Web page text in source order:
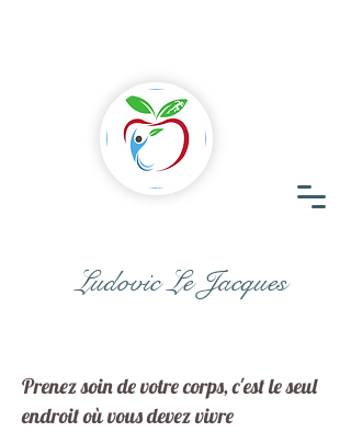
Ludovic Le Jacques
Prenez soin de votre corps, c'est le seul
endroit où vous devez vivre